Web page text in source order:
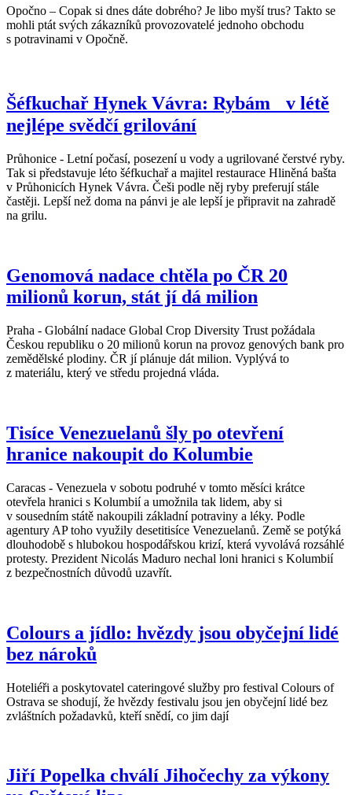
Opočno – Copak si dnes dáte dobrého? Je libo myší trus? Takto se
mohli ptát svých zákazníků provozovatelé jednoho obchodu
s potravinami v Opočně.
Šéfkuchař Hynek Vávra: Rybám v létě
nejlépe svědčí grilování
Průhonice - Letní počasí, posezení u vody a ugrilované čerstvé ryby.
Tak si představuje léto šéfkuchař a majitel restaurace Hliněná bašta
v Průhonicích Hynek Vávra. Češi podle něj ryby preferují stále
častěji. Lepší než doma na pánvi je ale lepší je připravit na zahradě
na grilu.
Genomová nadace chtěla po ČR 20
milionů korun, stát jí dá milion
Praha - Globální nadace Global Crop Diversity Trust požádala
Českou republiku o 20 milionů korun na provoz genových bank pro
zemědělské plodiny. ČR jí plánuje dát milion. Vyplývá to
z materiálu, který ve středu projedná vláda.
Tisíce Venezuelanů šly po otevření
hranice nakoupit do Kolumbie
Caracas - Venezuela v sobotu podruhé v tomto měsíci krátce
otevřela hranici s Kolumbií a umožnila tak lidem, aby si
v sousedním státě nakoupili základní potraviny a léky. Podle
agentury AP toho využily desetitisíce Venezuelanů. Země se potýká
dlouhodobě s hlubokou hospodářskou krizí, která vyvolává rozsáhlé
protesty. Prezident Nicolás Maduro nechal loni hranici s Kolumbií
z bezpečnostních důvodů uzavřít.
Colours a jídlo: hvězdy jsou obyčejní lidé
bez nároků
Hoteliéři a poskytovatel cateringové služby pro festival Colours of
Ostrava se shodují, že hvězdy festivalu jsou jen obyčejní lidé bez
zvláštních požadavků, kteří snědí, co jim dají
Jiří Popelka chválí Jihočechy za výkony